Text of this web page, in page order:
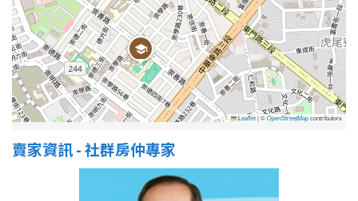
屋齡
不拘
5 年以下
20-30 年 30-40 年
Leaflet|©OpenStreetMapcontributors
賣家資訊 - 社群房仲專家